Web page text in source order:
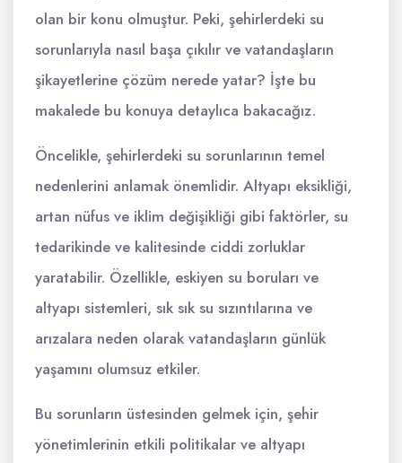
olan bir konu olmuştur. Peki, şehirlerdeki su
sorunlarıyla nasıl başa çıkılır ve vatandaşların
şikayetlerine çözüm nerede yatar? İşte bu
makalede bu konuya detaylıca bakacağız.
Öncelikle, şehirlerdeki su sorunlarının temel
nedenlerini anlamak önemlidir. Altyapı eksikliği,
artan nüfus ve iklim değişikliği gibi faktörler, su
tedarikinde ve kalitesinde ciddi zorluklar
yaratabilir. Özellikle, eskiyen su boruları ve
altyapı sistemleri, sık sık su sızıntılarına ve
arızalara neden olarak vatandaşların günlük
yaşamını olumsuz etkiler.
Bu sorunların üstesinden gelmek için, şehir
yönetimlerinin etkili politikalar ve altyapı